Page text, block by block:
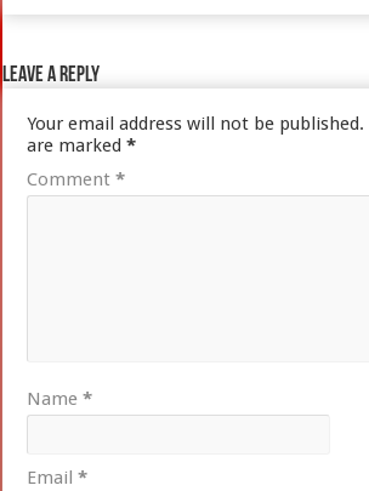
Leave a Reply
Your email address will not be published.
are marked*
Comment*
Name*
Email*